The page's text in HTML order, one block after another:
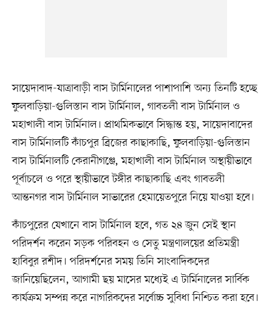
সায়েদাবাদ-যাত্রাবাড়ী বাস টার্মিনালের পাশাপাশি অন্য তিনটি হচ্ছে
ফুলবাড়িয়া-গুলিস্তান বাস টার্মিনাল, গাবতলী বাস টার্মিনাল ও
মহাখালী বাস টার্মিনাল। প্রাথমিকভাবে সিদ্ধান্ত হয়, সায়েদাবাদের
বাস টার্মিনালটি কাঁচপুর ব্রিজের কাছাকাছি, ফুলবাড়িয়া-গুলিস্তান
বাস টার্মিনালটি কেরানীগঞ্জে, মহাখালী বাস টার্মিনাল অস্থায়ীভাবে
পূর্বাচলে ও পরে স্থায়ীভাবে টঙ্গীর কাছাকাছি এবং গাবতলী
আন্তনগর বাস টার্মিনাল সাভারের হেমায়েতপুরে নিয়ে যাওয়া হবে।
কাঁচপুরের যেখানে বাস টার্মিনাল হবে, গত ২৪ জুন সেই স্থান
পরিদর্শন করেন সড়ক পরিবহন ও সেতু মন্ত্রণালয়ের প্রতিমন্ত্রী
হাবিবুর রশীদ। পরিদর্শনের সময় তিনি সাংবাদিকদের
জানিয়েছিলেন, আগামী ছয় মাসের মধ্যেই এ টার্মিনালের সার্বিক
কার্যক্রম সম্পন্ন করে নাগরিকদের সর্বোচ্চ সুবিধা নিশ্চিত করা হবে।